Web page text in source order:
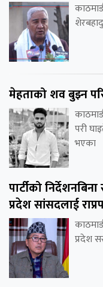
मेहताको शव बुझ्न
परी
भएका
पार्टीको
प्रदेश सांसदलाई
प्रदेश